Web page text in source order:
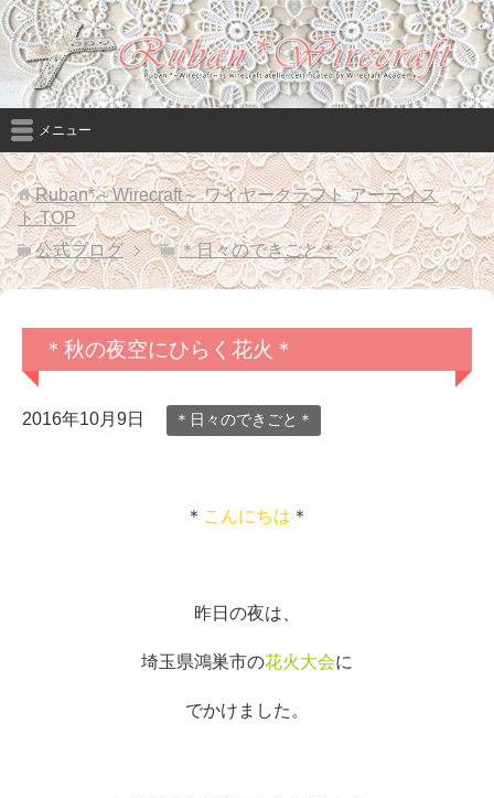
メニュー
Ruban*～Wirecraft～ ワイヤークラフト アーティス
トTOP
公式ブログ
＊日々のできごと＊
＊秋の夜空にひらく花火＊
2016年10月9日 ＊日々のできごと＊
＊ こんにちは ＊
昨日の夜は、
埼玉県鴻巣市の花火大会に
でかけました。